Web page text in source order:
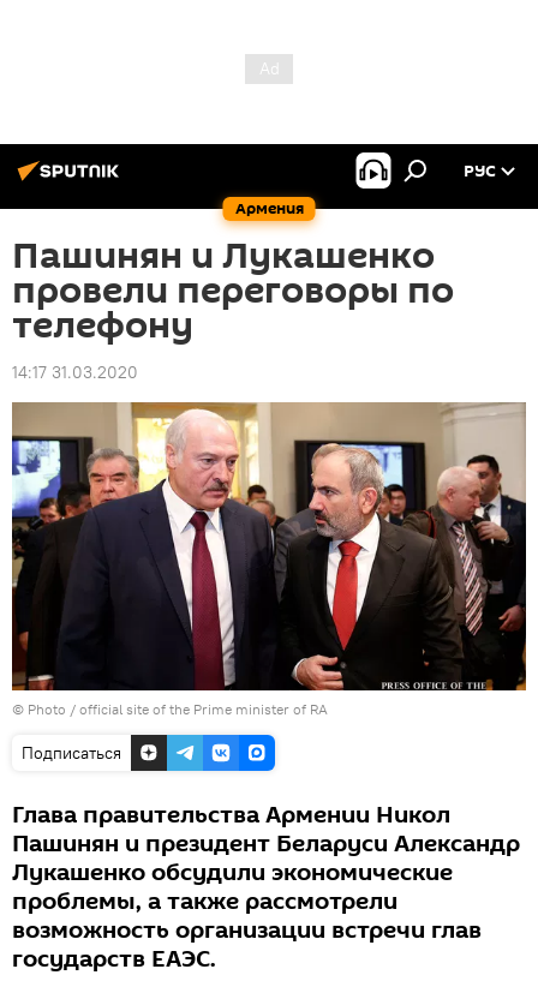
Армения
РУС
Пашинян и Лукашенко
провели переговоры по
телефону
14:17 31.03.2020
© Photo / official site of the Prime minister of RA
Подписаться
Глава правительства Армении Никол
Пашинян и президент Беларуси Александр
Лукашенко обсудили экономические
проблемы, а также рассмотрели
возможность организации встречи глав
государств ЕАЭС.